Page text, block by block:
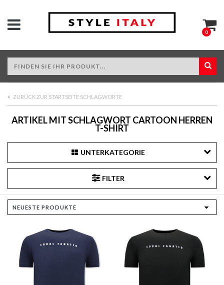
0
ZURÜCK ZUR STARTSEITE SCHLAGWORTE
ARTIKEL MIT SCHLAGWORT CARTOON HERREN
T-SHIRT
UNTERKATEGORIE
FILTER